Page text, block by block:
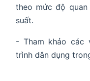
theo mức độ
suất.
- Tham khảo các
trình dân dụng